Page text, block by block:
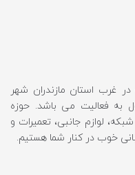
غرب استان مازندران شهر
به فعالیت می باشد. حوزه
لوازم جانبی، تعمیرات و
خوب در کنار شما هستیم.